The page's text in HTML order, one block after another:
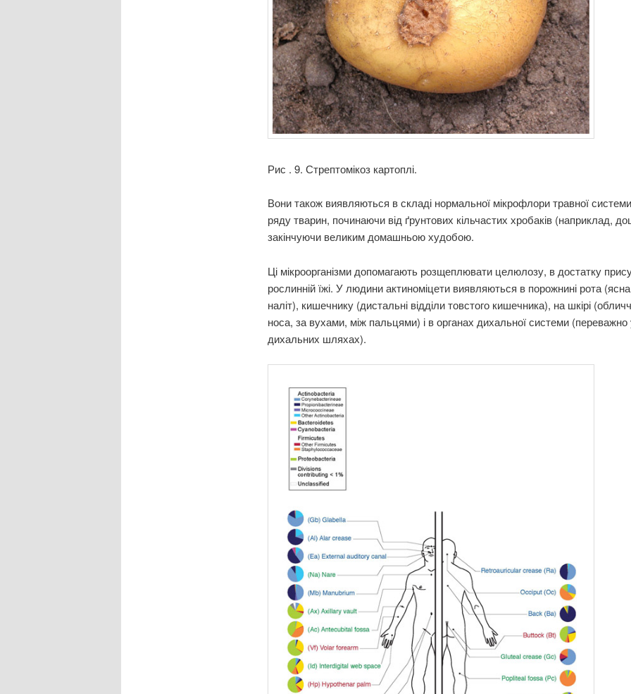
Рис . 9. Стрептомікоз картоплі.
Вони також виявляються в складі нормальної мікрофлори травної
ряду тварин, починаючи від ґрунтових кільчастих хробаків (наприклад,
закінчуючи великим домашньою худобою.
Ці мікроорганізми допомагають розщеплювати целюлозу, в достатку
рослинній їжі. У людини актиноміцети виявляються в порожнині рота
наліт), кишечнику (дистальні відділи товстого кишечника), на шкірі
носа, за вухами, між пальцями) і в органах дихальної системи (переважно
дихальних шляхах).